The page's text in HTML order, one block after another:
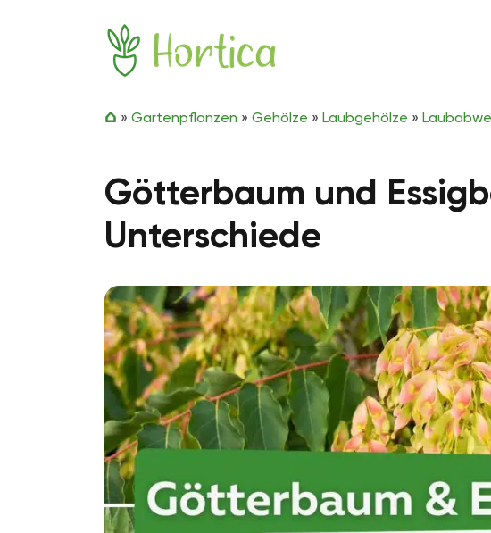
» Gartenpflanzen » Gehölze » Laubgehölze »
Götterbaum und
Unterschiede